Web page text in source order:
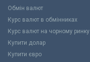
Обмін валют
Курс валют в обмінниках
Курс валют на чорному ринку
Купити долар
Купити євро